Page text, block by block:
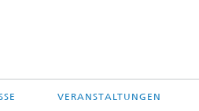
VERANSTALTUNGEN